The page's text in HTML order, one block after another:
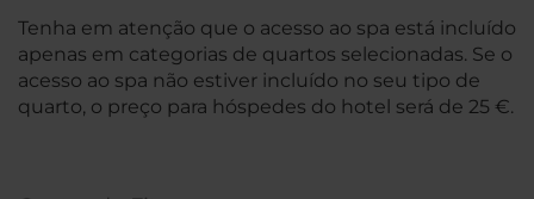
Tenha em atenção que o acesso ao spa está incluído
apenas em categorias de quartos selecionadas. Se o
acesso ao spa não estiver incluído no seu tipo de
quarto, o preço para hóspedes do hotel será de 25 €.